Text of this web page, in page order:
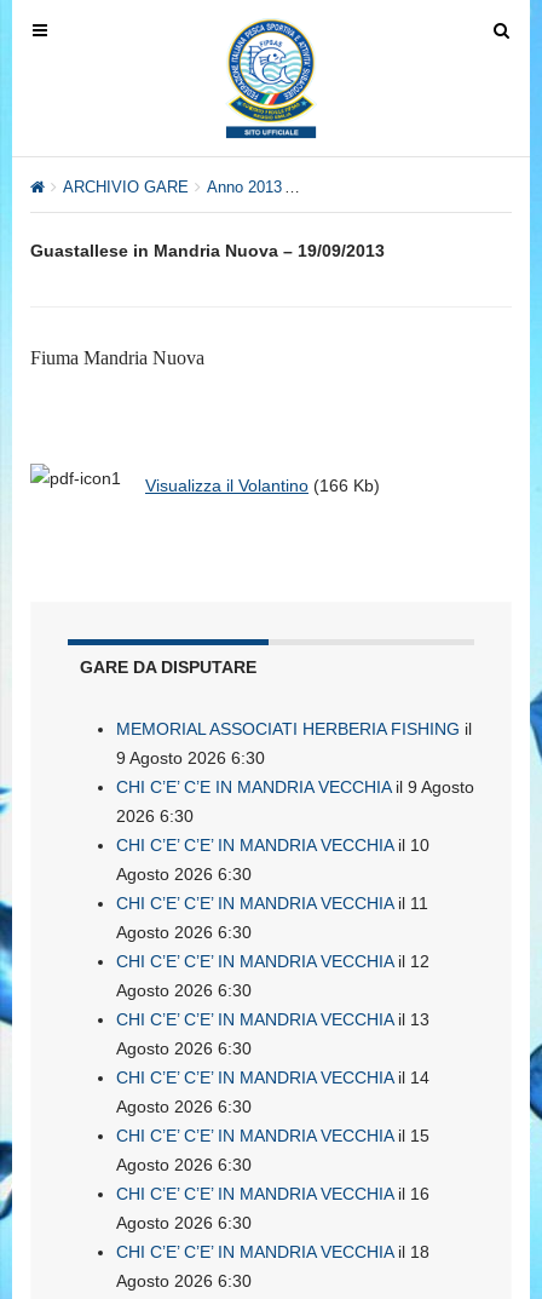
T
v
a
n
T
ARCHIVIO GARE Anno 2013
Guastallese in Mandria Nuova – 19/09/2013
Fiuma Mandria Nuova
Visualizza il Volantino (166 Kb)
GARE DA DISPUTARE
MEMORIAL ASSOCIATI HERBERIA FISHING il
9 Agosto 2026 6:30
CHI C’E’ C’E IN MANDRIA VECCHIAil 9 Agosto
2026 6:30
CHI C’E’ C’E’ IN MANDRIA VECCHIAil 10
Agosto 2026 6:30
CHI C’E’ C’E’ IN MANDRIA VECCHIAil 11
Agosto 2026 6:30
CHI C’E’ C’E’ IN MANDRIA VECCHIAil 12
Agosto 2026 6:30
CHI C’E’ C’E’ IN MANDRIA VECCHIAil 13
Agosto 2026 6:30
CHI C’E’ C’E’ IN MANDRIA VECCHIAil 14
Agosto 2026 6:30
CHI C’E’ C’E’ IN MANDRIA VECCHIAil 15
Agosto 2026 6:30
CHI C’E’ C’E’ IN MANDRIA VECCHIAil 16
Agosto 2026 6:30
CHI C’E’ C’E’ IN MANDRIA VECCHIAil 18
Agosto 2026 6:30